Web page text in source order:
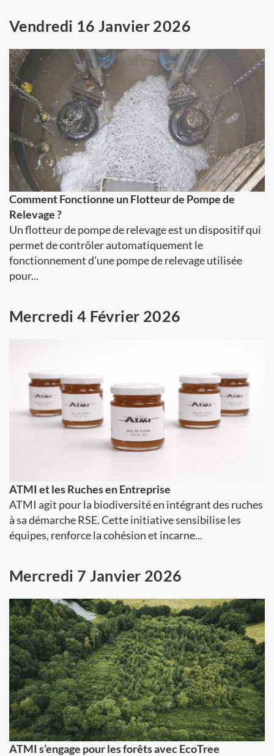
Vendredi 16 Janvier 2026
Comment Fonctionne un Flotteur de Pompe de
Relevage ?
Un flotteur de pompe de relevage est un dispositif qui
permet de contrôler automatiquement le
fonctionnement d'une pompe de relevage utilisée
pour...
Mercredi 4 Février 2026
ATMI et les Ruches en Entreprise
ATMI agit pour la biodiversité en intégrant des ruches
à sa démarche RSE. Cette initiative sensibilise les
équipes, renforce la cohésion et incarne...
Mercredi 7 Janvier 2026
ATMI s’engage pour les forêts avec EcoTree